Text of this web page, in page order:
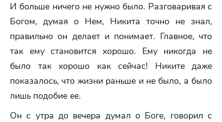
И больше ничего не нужно было. Разговаривая с
Богом, думая о Нем, Никита точно не знал,
правильно он делает и понимает. Главное, что
так ему становится хорошо. Ему никогда не
было так хорошо как сейчас! Никите даже
показалось, что жизни раньше и не было, а было
лишь подобие ее.
Он с утра до вечера думал о Боге, говорил с